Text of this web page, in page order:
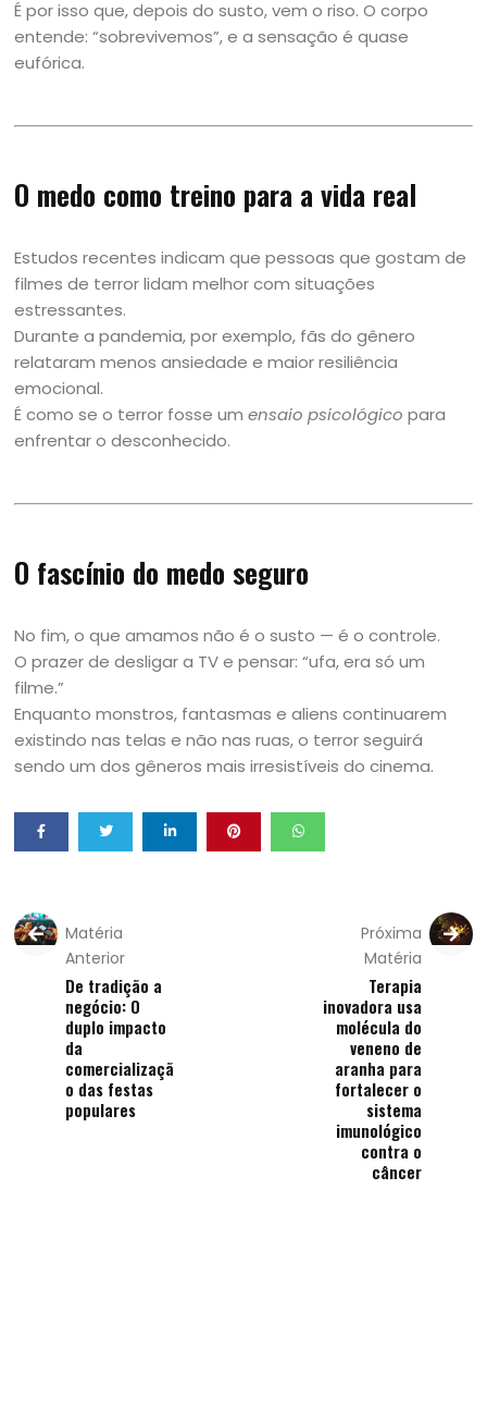
É por isso que, depois do susto, vem o riso. O corpo
entende: “sobrevivemos”, e a sensação é quase
eufórica.
O medo como treino para a vida real
Estudos recentes indicam que pessoas que gostam de
filmes de terror lidam melhor com situações
estressantes.
Durante a pandemia, por exemplo, fãs do gênero
relataram menos ansiedade e maior resiliência
emocional.
É como se o terror fosse umensaio psicológico para
enfrentar o desconhecido.
O fascínio do medo seguro
No fim, o que amamos não é o susto — é o controle.
O prazer de desligar a TV e pensar: “ufa, era só um
filme.”
Enquanto monstros, fantasmas e aliens continuarem
existindo nas telas e não nas ruas, o terror seguirá
sendo um dos gêneros mais irresistíveis do cinema.
Matéria
Anterior
De tradição a
negócio: O
duplo impacto
da
comercializaçã
o das festas
populares
Próxima
Matéria
Terapia
inovadora usa
molécula do
veneno de
aranha para
fortalecer o
sistema
imunológico
contra o
câncer